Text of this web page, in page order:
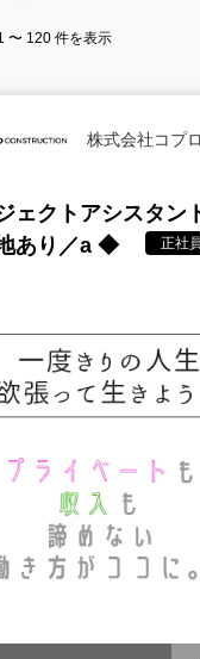
〜 120 件を表示
株式会社コプ
ェクトアシスタン
あり／a ◆
正社